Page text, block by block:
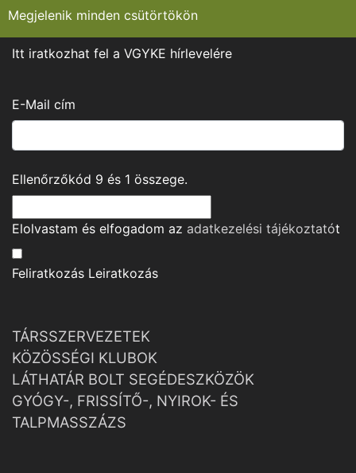
Megjelenik minden csütörtökön
Itt iratkozhat fel a VGYKE hírlevelére
E-Mail cím
Ellenőrzőkód 9 és 1 összege.
Elolvastam és elfogadom az adatkezelési tájékoztatót
Feliratkozás Leiratkozás
TÁRSSZERVEZETEK
KÖZÖSSÉGI KLUBOK
LÁTHATÁR BOLT SEGÉDESZKÖZÖK
GYÓGY-, FRISSÍTŐ-, NYIROK- ÉS
TALPMASSZÁZS